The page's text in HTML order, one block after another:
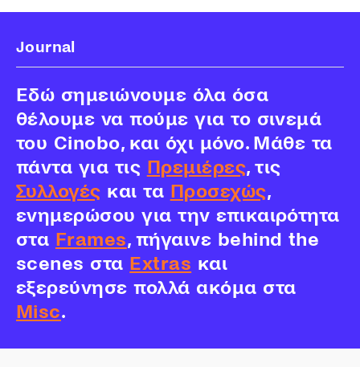
Journal
Εδώ σημειώνουμε όλα όσα
θέλουμε να πούμε για το σινεμά
του Cinobo, και όχι μόνο. Μάθε τα
πάντα για τις Πρεμιέρες, τις
Συλλογές και τα Προσεχώς,
ενημερώσου για την επικαιρότητα
στα Frames, πήγαινε behind the
scenes στα Extras και
εξερεύνησε πολλά ακόμα στα
Misc.